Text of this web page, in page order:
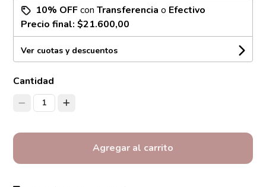
10% OFFconTransferencia o Efectivo
Precio final:$21.600,00
Ver cuotas y descuentos
Cantidad
1
Agregar al carrito